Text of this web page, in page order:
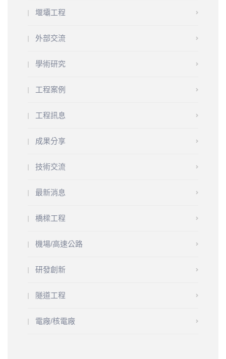
堰壩工程
外部交流
學術研究
工程案例
工程訊息
成果分享
技術交流
最新消息
橋樑工程
機場/高速公路
研發創新
隧道工程
電廠/核電廠